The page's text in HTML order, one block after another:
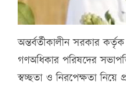
অন্তর্বর্তীকালীন সরকার
গণঅধিকার পরিষদের
স্বচ্ছতা ও নিরপেক্ষতা নিয়ে